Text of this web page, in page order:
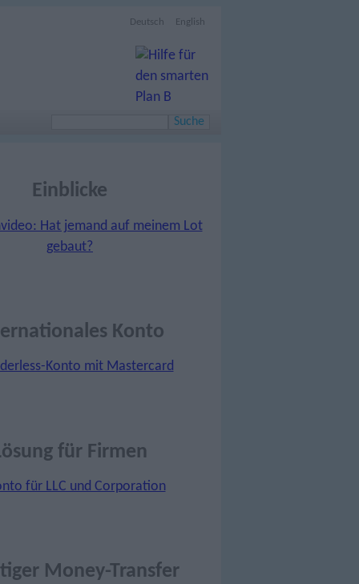
Deutsch English
Einblicke
Konto
für Firmen
Money-Transfer